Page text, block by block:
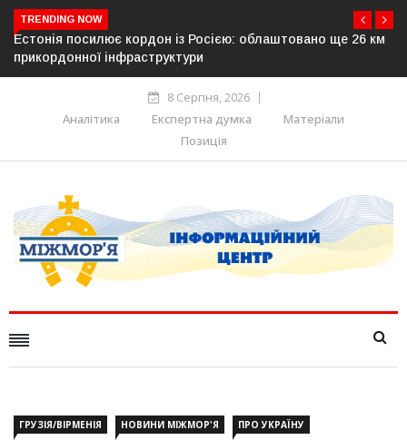
TRENDING NOW
ще 26 км У Словаччині спалахнув скандал навколо
дорогах: опозиція заявляє про можливе
походження
8 Серпня, 2026
Аналітика
Експертна думка
Матеріали
Позиція
ГРУЗІЯ/ВІРМЕНІЯ НОВИНИ МІЖМОР'Я ПРО УКРАЇНУ